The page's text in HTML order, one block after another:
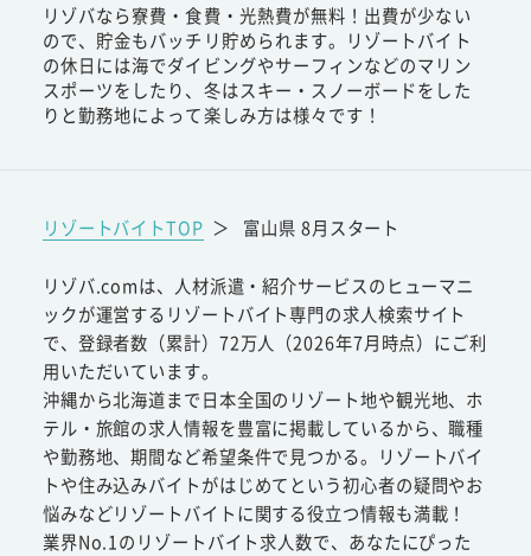
リゾバなら寮費・食費・光熱費が無料！出費が少ない
ので、貯金もバッチリ貯められます。リゾートバイト
の休日には海でダイビングやサーフィンなどのマリン
スポーツをしたり、冬はスキー・スノーボードをした
りと勤務地によって楽しみ方は様々です！
リゾートバイトTOP ＞ 富山県 8月スタート
リゾバ.comは、人材派遣・紹介サービスのヒューマニ
ックが運営するリゾートバイト専門の求人検索サイト
で、登録者数（累計）72万人（2026年7月時点）にご利
用いただいています。
沖縄から北海道まで日本全国のリゾート地や観光地、ホ
テル・旅館の求人情報を豊富に掲載しているから、職種
や勤務地、期間など希望条件で見つかる。リゾートバイ
トや住み込みバイトがはじめてという初心者の疑問やお
悩みなどリゾートバイトに関する役立つ情報も満載！
業界No.1のリゾートバイト求人数で、あなたにぴった